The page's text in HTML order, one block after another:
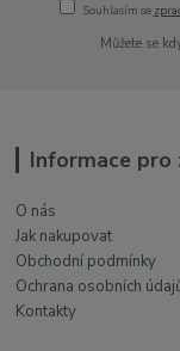
Souhlasím se
Můžete se
Informace pro
O nás
Jak nakupovat
Obchodní podmínky
Ochrana osobních
Kontakty